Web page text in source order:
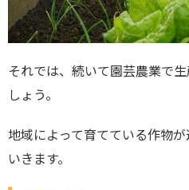
それでは、続いて園芸農業で
しょう。
地域によって育てている作物
いきます。